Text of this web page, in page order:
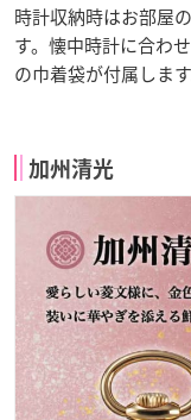
時計収納時はお部屋
す。懐中時計に合わ
の巾着袋が付属します
加州清光